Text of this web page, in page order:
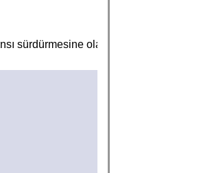
sürdürmesine olanak tanıyan şık,